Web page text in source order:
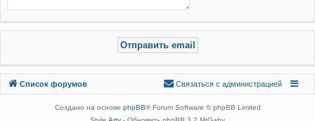
Список форумов
Связаться с
Связаться с администрацией
Создано на основе phpBB® Forum Software © phpBB Limited